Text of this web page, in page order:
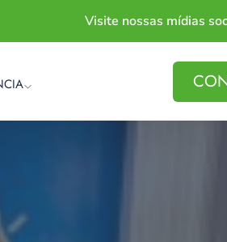
Visite nossas mídias